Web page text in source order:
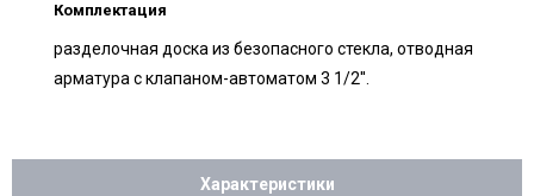
Комплектация
разделочная доска из безопасного стекла, отводная
арматура с клапаном-автоматом 3 1/2''.
Характеристики